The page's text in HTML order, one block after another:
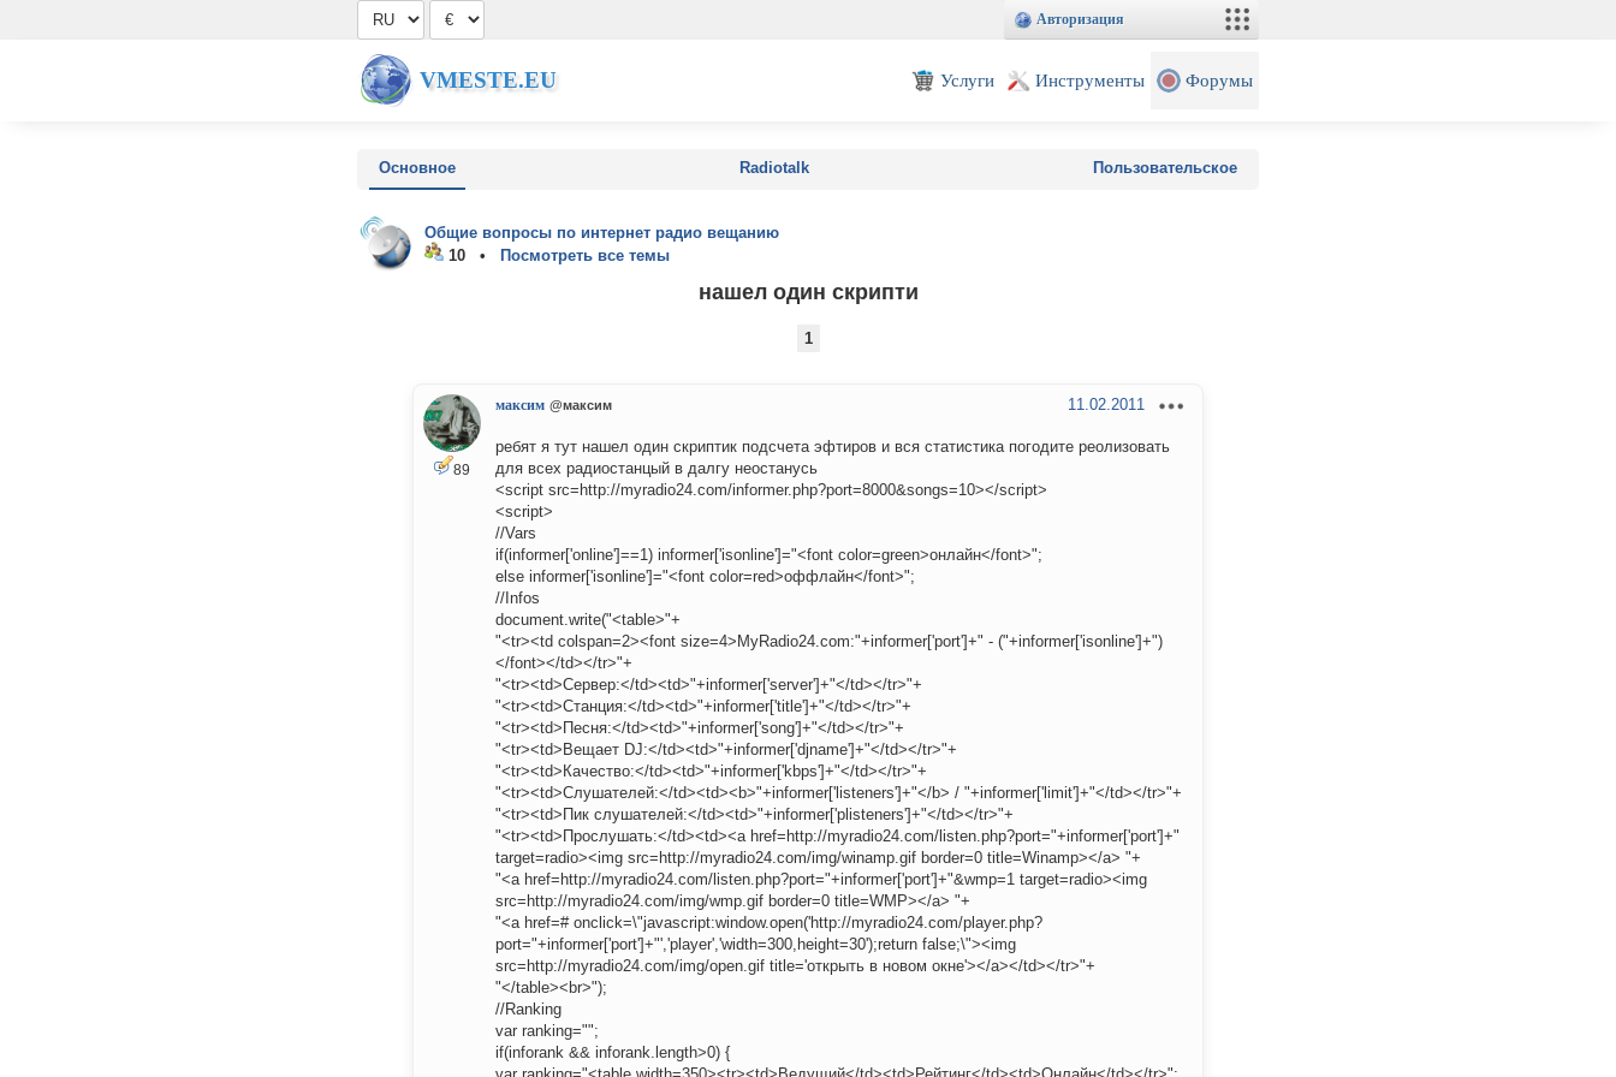
Авторизация
VMESTE.EU Услуги Инструменты Форумы
Основное Radiotalk Пользовательское
Общие вопросы по интернет радио вещанию
10 •
Посмотреть все темы
нашел один скрипти
1
89
максим @максим 11.02.2011
ребят я тут нашел один скриптик подсчета эфтиров и вся статистика погодите реолизовать
для всех радиостанцый в далгу неостанусь
<script src=http://myradio24.com/informer.php?port=8000&songs=10></script>
<script>
//Vars
if(informer['online']==1) informer['isonline']="<font color=green>онлайн</font>";
else informer['isonline']="<font color=red>оффлайн</font>";
//Infos
document.write("<table>"+
"<tr><td colspan=2><font size=4>MyRadio24.com:"+informer['port']+" - ("+informer['isonline']+")
</font></td></tr>"+
"<tr><td>Сервер:</td><td>"+informer['server']+"</td></tr>"+
"<tr><td>Станция:</td><td>"+informer['title']+"</td></tr>"+
"<tr><td>Песня:</td><td>"+informer['song']+"</td></tr>"+
"<tr><td>Вещает DJ:</td><td>"+informer['djname']+"</td></tr>"+
"<tr><td>Качество:</td><td>"+informer['kbps']+"</td></tr>"+
"<tr><td>Слушателей:</td><td><b>"+informer['listeners']+"</b> / "+informer['limit']+"</td></tr>"+
"<tr><td>Пик слушателей:</td><td>"+informer['plisteners']+"</td></tr>"+
"<tr><td>Прослушать:</td><td><a href=http://myradio24.com/listen.php?port="+informer['port']+"
target=radio><img src=http://myradio24.com/img/winamp.gif border=0 title=Winamp></a> "+
"<a href=http://myradio24.com/listen.php?port="+informer['port']+"&wmp=1 target=radio><img
src=http://myradio24.com/img/wmp.gif border=0 title=WMP></a> "+
"<a href=# onclick=\"javascript:window.open('http://myradio24.com/player.php?
port="+informer['port']+"','player','width=300,height=30');return false;\"><img
src=http://myradio24.com/img/open.gif title='открыть в новом окне'></a></td></tr>"+
"</table><br>");
//Ranking
var ranking="";
if(inforank && inforank.length>0) {